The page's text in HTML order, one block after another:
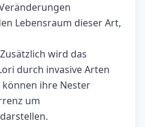
Lebensraum dieser Art,
wird das
durch invasive Arten
ihre Nester
um